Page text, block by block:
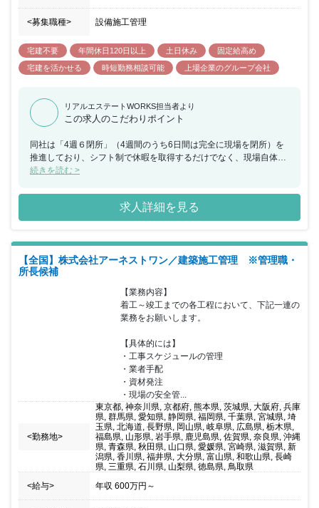
<募集職種> 設備施工管理
宅建不要 年間休日120日以上 土日休み
固定給高め
宅建を活かせる
時短勤務相談可能 上場企業のグループ会社
リアルエステートWORKS担当者より
この求人のこだわりポイント
同社は「4週６閉所」（4週間のうち6日間は完全に現場を閉所）を
推進しており、シフト制で休暇を取得するだけでなく、現場自体を
閉所することで、協力会社社員も含めた業界全体の長時間労働改善
業時間約24時間と建設業界の中でも働きやすい就業環境を保ってい
続きを読む >
求人詳細を見る
【全国】株式会社アーネストワン／建築施工管理 ※管理職・
所長候補
【業務内容】
着工～竣工までの各工程において、下記一連の
業務をお願いします。
【具体的には】
・工事スケジュールの管理
・業者手配
・資材発注
・現場の安全管...
<勤務地>
東京都, 神奈川県, 京都府, 熊本県, 茨城県, 大阪府, 兵庫
県, 群馬県, 愛知県, 静岡県, 福岡県, 千葉県, 宮城県, 埼
玉県, 北海道, 長野県, 岡山県, 岐阜県, 広島県, 栃木県,
福島県, 山形県, 岩手県, 鹿児島県, 佐賀県, 奈良県, 沖縄
県, 青森県, 秋田県, 山口県, 愛媛県, 宮崎県, 滋賀県, 新
潟県, 香川県, 福井県, 大分県, 富山県, 和歌山県, 長崎
県, 三重県, 石川県, 山梨県, 徳島県, 鳥取県
<給与>
年収 600万円 ～